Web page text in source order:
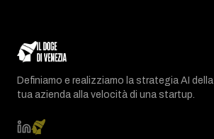
Definiamo e realizziamo la strategia AI della
tua azienda alla velocità di una startup.